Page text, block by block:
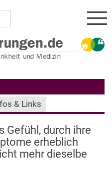
& Links
Gefühl, durch ihre
erheblich
mehr dieselbe